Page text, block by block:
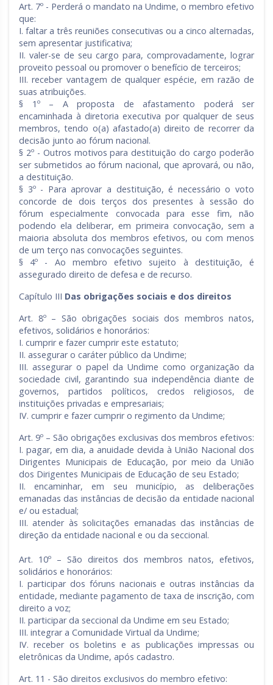
Art. 7º - Perderá o mandato na Undime, o membro efetivo
que:
I. faltar a três reuniões consecutivas ou a cinco alternadas,
sem apresentar justificativa;
II. valer-se de seu cargo para, comprovadamente, lograr
proveito pessoal ou promover o benefício de terceiros;
III. receber vantagem de qualquer espécie, em razão de
suas atribuições.
§ 1º – A proposta de afastamento poderá ser
encaminhada à diretoria executiva por qualquer de seus
membros, tendo o(a) afastado(a) direito de recorrer da
decisão junto ao fórum nacional.
§ 2º - Outros motivos para destituição do cargo poderão
ser submetidos ao fórum nacional, que aprovará, ou não,
a destituição.
§ 3º - Para aprovar a destituição, é necessário o voto
concorde de dois terços dos presentes à sessão do
fórum especialmente convocada para esse fim, não
podendo ela deliberar, em primeira convocação, sem a
maioria absoluta dos membros efetivos, ou com menos
de um terço nas convocações seguintes.
§ 4º - Ao membro efetivo sujeito à destituição, é
assegurado direito de defesa e de recurso.
Capítulo III Das obrigações sociais e dos direitos
Art. 8º – São obrigações sociais dos membros natos,
efetivos, solidários e honorários:
I. cumprir e fazer cumprir este estatuto;
II. assegurar o caráter público da Undime;
III. assegurar o papel da Undime como organização da
sociedade civil, garantindo sua independência diante de
governos, partidos políticos, credos religiosos, de
instituições privadas e empresariais;
IV. cumprir e fazer cumprir o regimento da Undime;
Art. 9º – São obrigações exclusivas dos membros efetivos:
I. pagar, em dia, a anuidade devida à União Nacional dos
Dirigentes Municipais de Educação, por meio da União
dos Dirigentes Municipais de Educação de seu Estado;
II. encaminhar, em seu município, as deliberações
emanadas das instâncias de decisão da entidade nacional
e/ ou estadual;
III. atender às solicitações emanadas das instâncias de
direção da entidade nacional e ou da seccional.
Art. 10º – São direitos dos membros natos, efetivos,
solidários e honorários:
I. participar dos fóruns nacionais e outras instâncias da
entidade, mediante pagamento de taxa de inscrição, com
direito a voz;
II. participar da seccional da Undime em seu Estado;
III. integrar a Comunidade Virtual da Undime;
IV. receber os boletins e as publicações impressas ou
eletrônicas da Undime, após cadastro.
Art. 11 - São direitos exclusivos do membro efetivo: